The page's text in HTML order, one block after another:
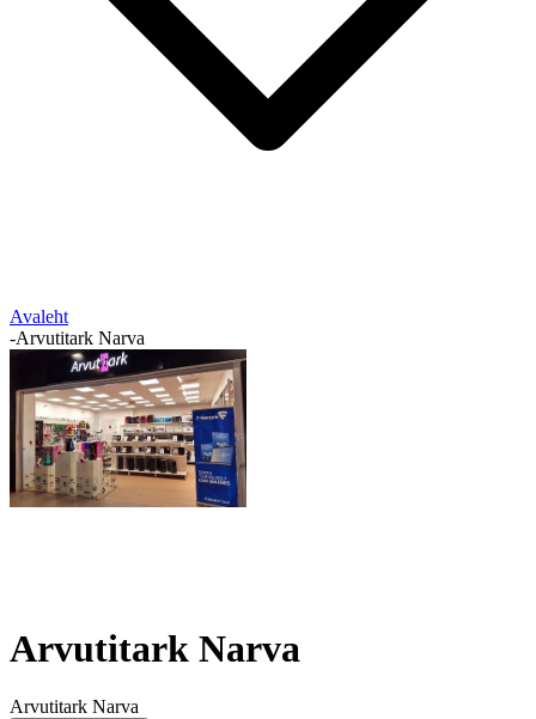
Avaleht
-Arvutitark Narva
Arvutitark Narva
Arvutitark Narva